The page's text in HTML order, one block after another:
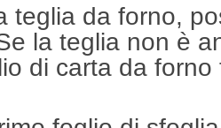
teglia da forno,
la teglia non è
di carta da